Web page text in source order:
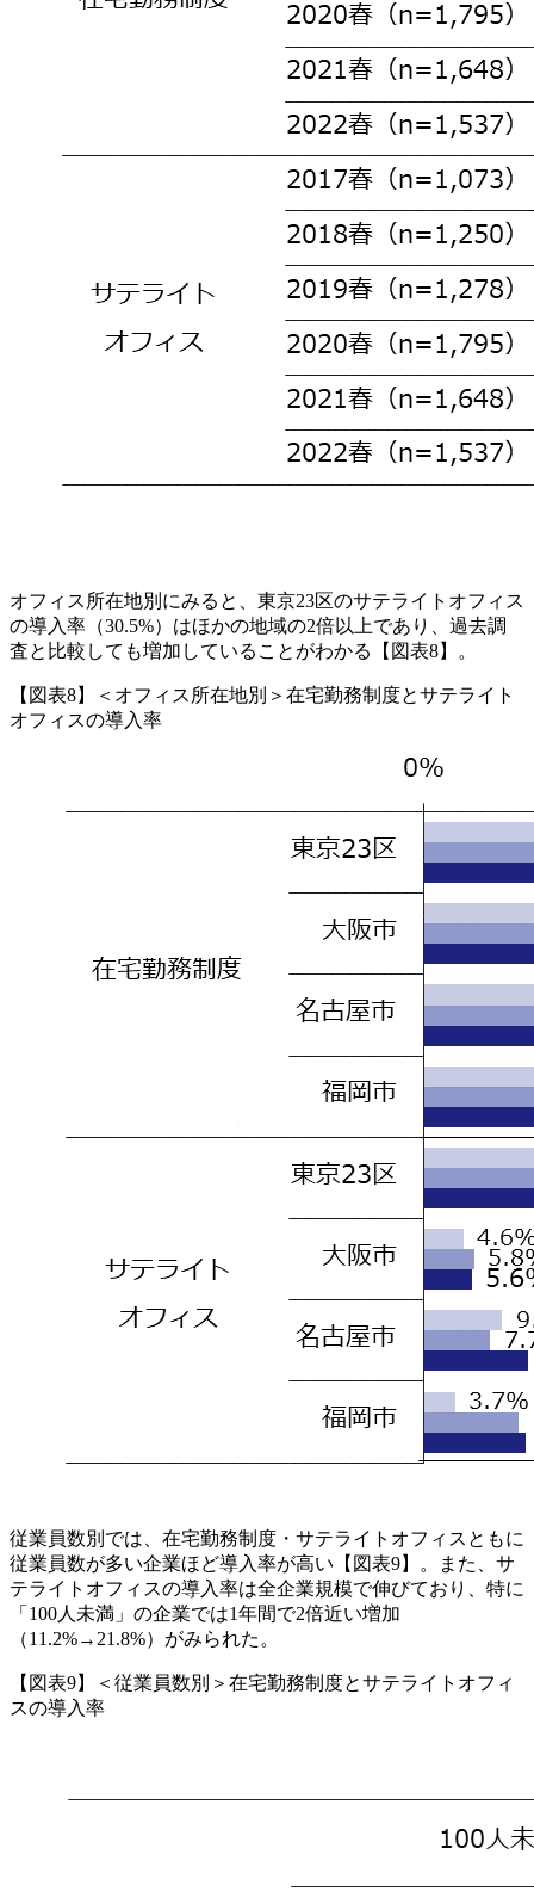
オフィス所在地別にみると、東京23区のサテライトオフィス
の導入率（30.5%）はほかの地域の2倍以上であり、過去調
査と比較しても増加していることがわかる【図表8】。
【図表8】＜オフィス所在地別＞在宅勤務制度とサテライト
オフィスの導入率
従業員数別では、在宅勤務制度・サテライトオフィスともに
従業員数が多い企業ほど導入率が高い【図表9】。また、サ
テライトオフィスの導入率は全企業規模で伸びており、特に
「100人未満」の企業では1年間で2倍近い増加
（11.2%→21.8%）がみられた。
【図表9】＜従業員数別＞在宅勤務制度とサテライトオフィ
スの導入率